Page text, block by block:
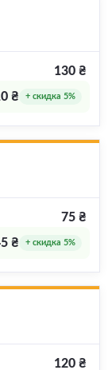
130 ₴
₴ + скидка 5%
75 ₴
₴ + скидка 5%
120 ₴